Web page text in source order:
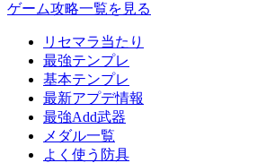
ゲーム攻略一覧を見る
リセマラ当たり
最強テンプレ
基本テンプレ
最新アプデ情報
最強Add武器
メダル一覧
よく使う防具